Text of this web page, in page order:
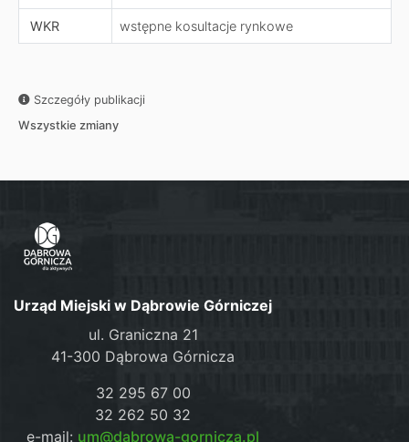
WKR wstępne kosultacje rynkowe
Szczegóły publikacji
Wszystkie zmiany
Urząd Miejski w Dąbrowie Górniczej
ul. Graniczna 21
41-300 Dąbrowa Górnicza
32 295 67 00
32 262 50 32
e-mail: um@dabrowa-gornicza.pl